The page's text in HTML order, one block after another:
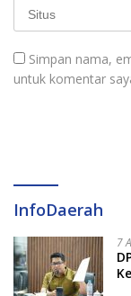
Simpan nama,
untuk komentar
InfoDaerah
7